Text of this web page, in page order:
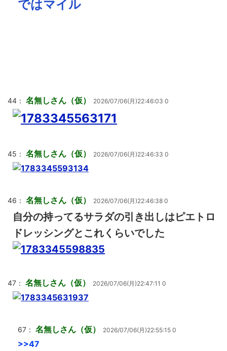
ではマイル
44： 名無しさん（仮） 2026/07/06(月)22:46:03 0
45： 名無しさん（仮） 2026/07/06(月)22:46:33 0
46： 名無しさん（仮） 2026/07/06(月)22:46:38 0
自分の持ってるサラダの引き出しはピエトロ
ドレッシングとこれくらいでした
47： 名無しさん（仮） 2026/07/06(月)22:47:11 0
67： 名無しさん（仮） 2026/07/06(月)22:55:15 0
>>47